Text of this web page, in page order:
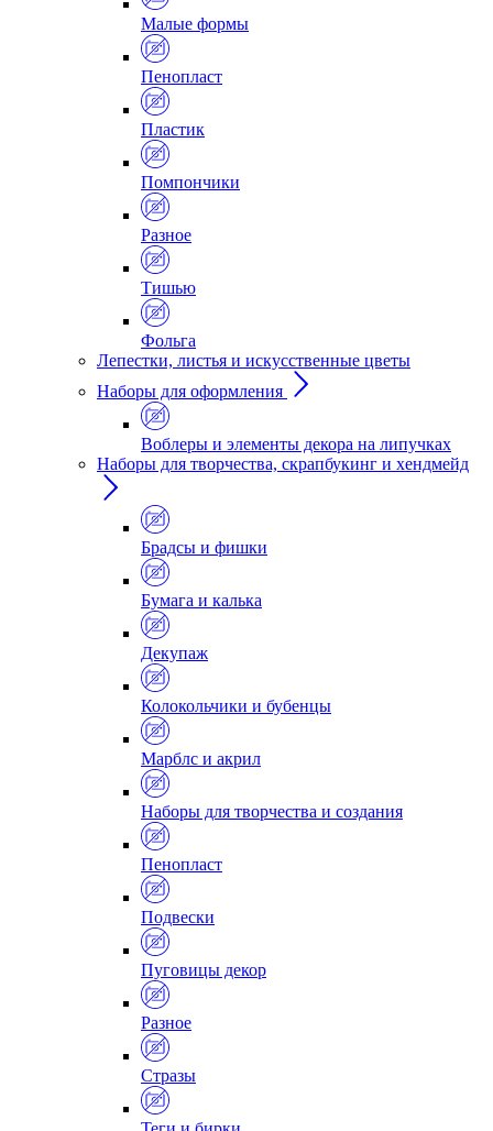
Малые формы
Пенопласт
Пластик
Помпончики
Разное
Тишью
Фольга
Лепестки, листья и искусственные цветы
Наборы для оформления
Воблеры и элементы декора на липучках
Наборы для творчества, скрапбукинг и хендмейд
Брадсы и фишки
Бумага и калька
Декупаж
Колокольчики и бубенцы
Марблс и акрил
Наборы для творчества и создания
Пенопласт
Подвески
Пуговицы декор
Разное
Стразы